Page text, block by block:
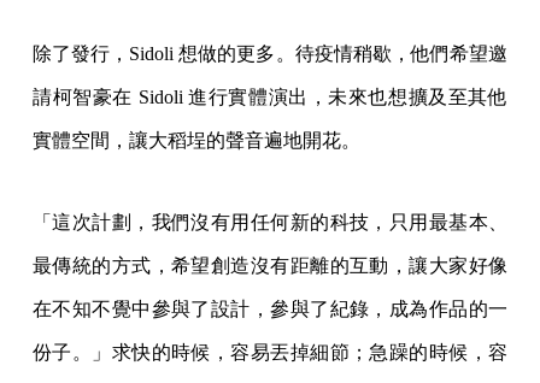
除了發行，Sidoli 想做的更多。待疫情稍歇，他們希望邀
請柯智豪在 Sidoli 進行實體演出，未來也想擴及至其他
實體空間，讓大稻埕的聲音遍地開花。
「這次計劃，我們沒有用任何新的科技，只用最基本、
最傳統的方式，希望創造沒有距離的互動，讓大家好像
在不知不覺中參與了設計，參與了紀錄，成為作品的一
份子。」求快的時候，容易丟掉細節；急躁的時候，容